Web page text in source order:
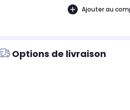
Ajouter au
Options de livraison